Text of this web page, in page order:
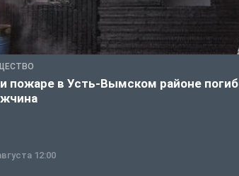
пожаре в Усть-Вымском районе погиб
12:00